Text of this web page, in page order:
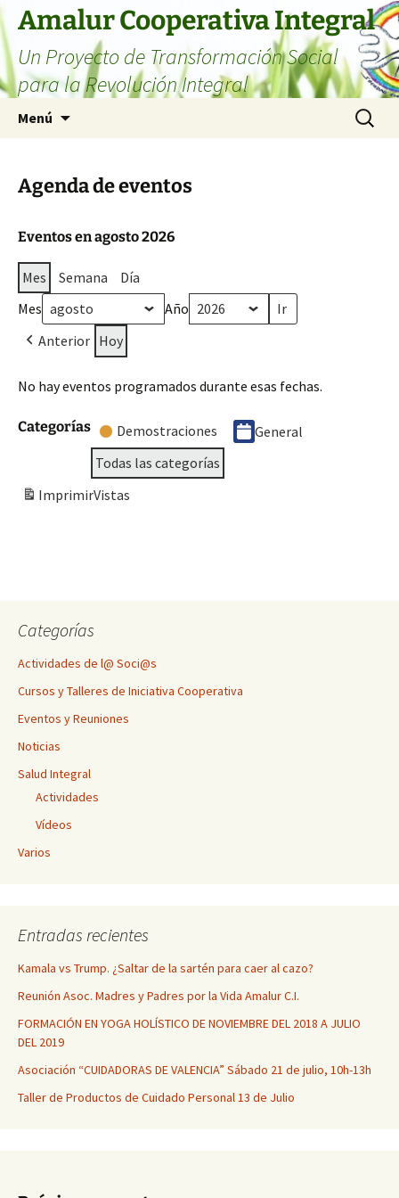
Amalur Cooperativa Integral
Un Proyecto de Transformación Social
para la Revolución Integral
Menú
Agenda de eventos
Eventos en agosto 2026
Mes Semana
Día
Mes
Año
Anterior Hoy
No hay eventos programados durante esas fechas.
Categorías Demostraciones
General
Todas las categorías
ImprimirVistas
Categorías
Actividades de l@ Soci@s
Cursos y Talleres de Iniciativa Cooperativa
Eventos y Reuniones
Noticias
Salud Integral
Actividades
Vídeos
Varios
Entradas recientes
Kamala vs Trump. ¿Saltar de la sartén para caer al cazo?
Reunión Asoc. Madres y Padres por la Vida Amalur C.I.
FORMACIÓN EN YOGA HOLÍSTICO DE NOVIEMBRE DEL 2018 A JULIO
DEL 2019
Asociación “CUIDADORAS DE VALENCIA” Sábado 21 de julio, 10h-13h
Taller de Productos de Cuidado Personal 13 de Julio